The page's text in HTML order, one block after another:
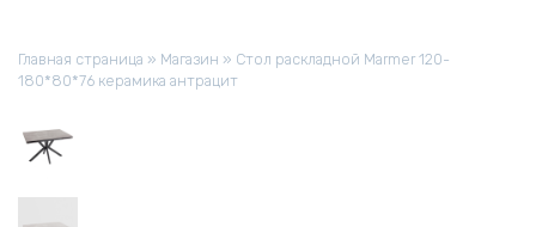
Главная страница » Магазин » Стол раскладной Marmer 120-
180*80*76 керамика антрацит